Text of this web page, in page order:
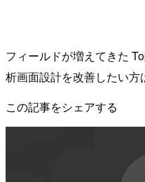
フィールドが増えてきた
析画面設計を改善したい方
この記事をシェアする